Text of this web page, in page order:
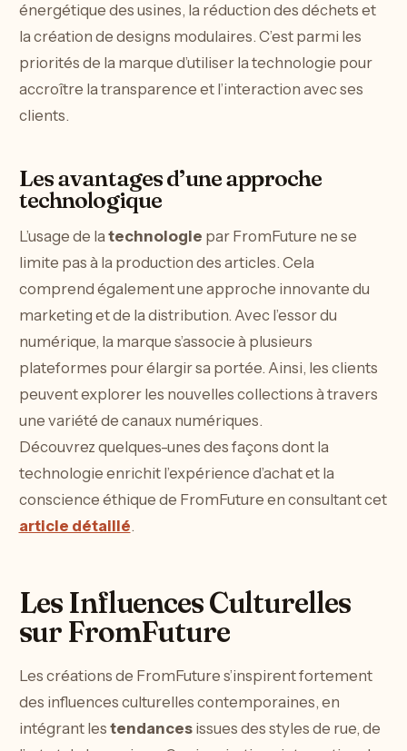
énergétique des usines, la réduction des déchets et
la création de designs modulaires. C’est parmi les
priorités de la marque d’utiliser la technologie pour
accroître la transparence et l’interaction avec ses
clients.
Les avantages d’une approche
technologique
L’usage de latechnologie par FromFuture ne se
limite pas à la production des articles. Cela
comprend également une approche innovante du
marketing et de la distribution. Avec l’essor du
numérique, la marque s’associe à plusieurs
plateformes pour élargir sa portée. Ainsi, les clients
peuvent explorer les nouvelles collections à travers
une variété de canaux numériques.
Découvrez quelques-unes des façons dont la
technologie enrichit l’expérience d’achat et la
conscience éthique de FromFuture en consultant cet
article détaillé.
Les Influences Culturelles
sur FromFuture
Les créations de FromFuture s’inspirent fortement
des influences culturelles contemporaines, en
intégrant les tendancesissues des styles de rue, de